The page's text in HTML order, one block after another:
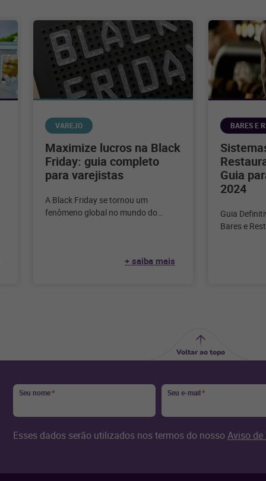
VAREJO
Maximize lucros na Black
Friday: guia completo
para varejistas
A Black Friday se tornou um
fenômeno global no mundo do
+ saiba mais
BARES E
Guia
2024
Guia
Bares e
Voltar ao topo
Seu nome* Seu e-mail*
Esses dados serão utilizados nos termos do nossoAviso